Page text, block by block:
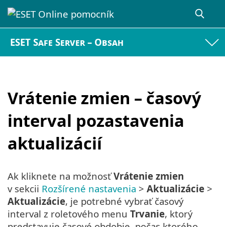
ESET Safe Server – Obsah
Vrátenie zmien – časový
interval pozastavenia
aktualizácií
Ak kliknete na možnosťVrátenie zmien
v sekcii Rozšírené nastavenia > Aktualizácie >
Aktualizácie, je potrebné vybrať časový
interval z roletového menu Trvanie, ktorý